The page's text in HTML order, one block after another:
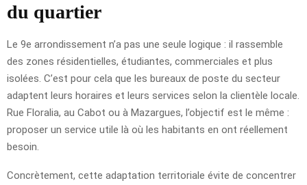
du quartier
Le 9e arrondissement n’a pas une seule logique : il rassemble
des zones résidentielles, étudiantes, commerciales et plus
isolées. C’est pour cela que les bureaux de poste du secteur
adaptent leurs horaires et leurs services selon la clientèle locale.
Rue Floralia, au Cabot ou à Mazargues, l’objectif est le même :
proposer un service utile là où les habitants en ont réellement
besoin.
Concrètement, cette adaptation territoriale évite de concentrer